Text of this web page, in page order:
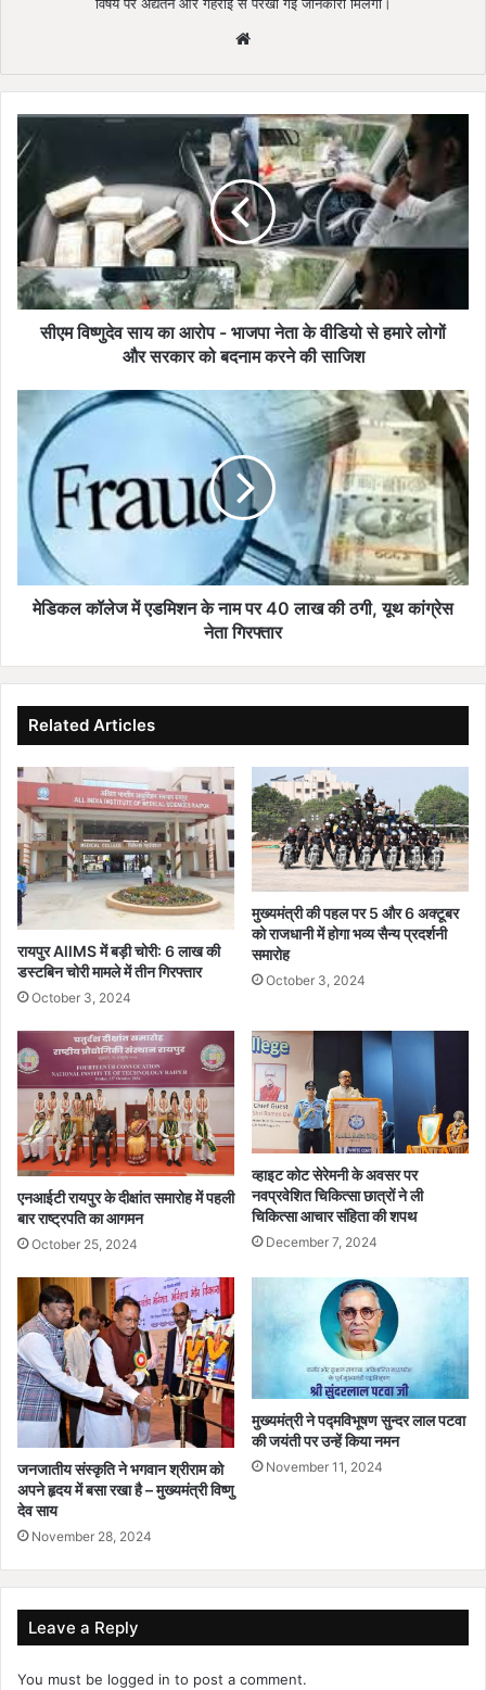
विष्णुदेव
साय
आरोप
-
भाजपा
नेता
के
वीडियो
लोगों
सरकार
बदनाम
करने
साजिश
सीएम विष्णुदेव साय का आरोप - भाजपा नेता के वीडियो से हमारे लोगों
और सरकार को बदनाम करने की साजिश
मेडिकल
कॉलेज
एडमिशन
नाम
लाख
गिरफ्तार
मेडिकल कॉलेज में एडमिशन के नाम पर 40 लाख की ठगी, यूथ कांग्रेस
नेता गिरफ्तार
Related Articles
रायपुर AllMS में बड़ी चोरी: 6 लाख की
डस्टबिन चोरी मामले में तीन गिरफ्तार
October 3, 2024
मुख्यमंत्री की पहल पर 5 और 6 अक्टूबर
को राजधानी में होगा भव्य सैन्य प्रदर्शनी
समारोह
October 3, 2024
एनआईटी रायपुर के दीक्षांत समारोह में पहली
बार राष्ट्रपति का आगमन
October 25, 2024
व्हाइट कोट सेरेमनी के अवसर पर
नवप्रवेशित चिकित्सा छात्रों ने ली
चिकित्सा आचार संहिता की शपथ
December 7, 2024
जनजातीय संस्कृति ने भगवान श्रीराम को
अपने हृदय में बसा रखा है – मुख्यमंत्री विष्णु
देव साय
November 28, 2024
मुख्यमंत्री ने पद्मविभूषण सुन्दर लाल पटवा
की जयंती पर उन्हें किया नमन
November 11, 2024
Leave a Reply
You must be logged in to post a comment.